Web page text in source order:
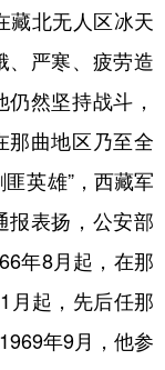
湖南
重庆
西藏
宁夏
藏北无人区冰天
、严寒、疲劳造
然坚持战斗，
那曲地区乃至全
英雄”，西藏军
报表扬，公安部
年8月起，在那
月起，先后任那
年9月，他参